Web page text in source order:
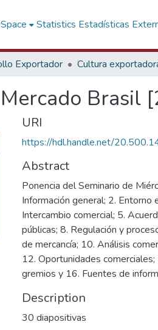
Statistics Estadísticas
Exportador Cultura
Brasil
URI
https://hdl.handle.net/
Abstract
Ponencia del Seminario de
Información general; 2. Entorno
Intercambio comercial; 5.
públicas; 8. Regulación y
de mercancía; 10. Análisis
12. Oportunidades
gremios y 16. Fuentes de
Description
30 diapositivas